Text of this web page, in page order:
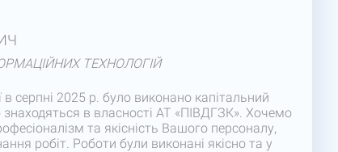
ТЕХНОЛОГІЙ
в серпні 2025 р. було виконано капітальний
в власності АТ «ПІВДГЗК». Хочемо
та якісність Вашого персоналу,
робіт. Роботи були виконані якісно та у